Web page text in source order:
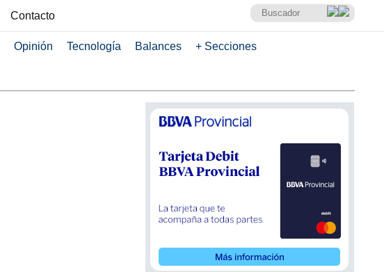
Contacto
Opinión Tecnología Balances + Secciones